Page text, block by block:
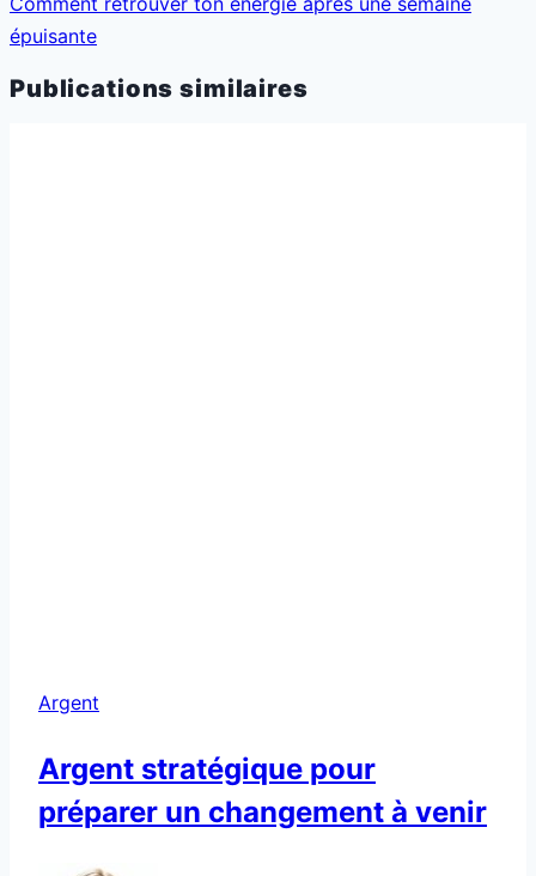
épuisante
Publications similaires
Argent
Argent stratégique pour
préparer un changement à venir